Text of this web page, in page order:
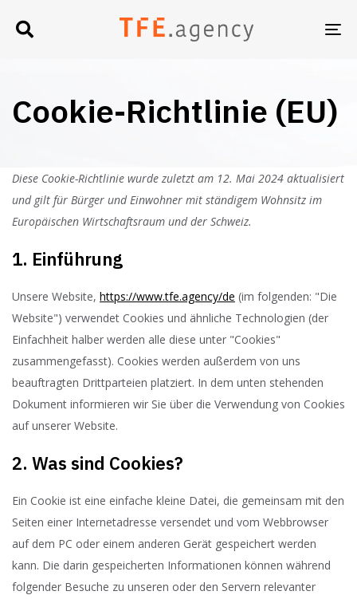
Cookie-Richtlinie (EU)
Diese Cookie-Richtlinie wurde zuletzt am 12. Mai 2024 aktualisiert
und gilt für Bürger und Einwohner mit ständigem Wohnsitz im
Europäischen Wirtschaftsraum und der Schweiz.
1. Einführung
Unsere Website, https://www.tfe.agency/de (im folgenden: "Die
Website") verwendet Cookies und ähnliche Technologien (der
Einfachheit halber werden alle diese unter "Cookies"
zusammengefasst). Cookies werden außerdem von uns
beauftragten Drittparteien platziert. In dem unten stehenden
Dokument informieren wir Sie über die Verwendung von Cookies
auf unserer Website.
2. Was sind Cookies?
Ein Cookie ist eine einfache kleine Datei, die gemeinsam mit den
Seiten einer Internetadresse versendet und vom Webbrowser
auf dem PC oder einem anderen Gerät gespeichert werden
kann. Die darin gespeicherten Informationen können während
folgender Besuche zu unseren oder den Servern relevanter